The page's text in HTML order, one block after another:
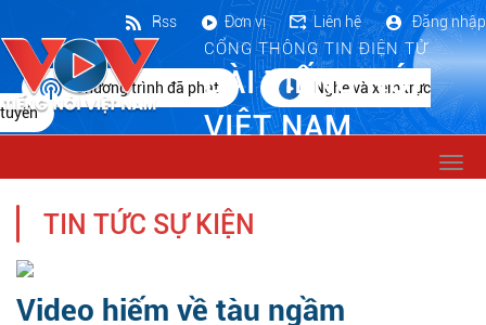
CỔNG THÔNG TIN ĐIỆN TỬ
ĐÀI TIẾNG NÓI
VIỆT NAM
Đăng nhập
Liên hệ
Đơn vị
Rss
Chương trình đã phát
Nghe và xem trực
tuyến
TIN TỨC SỰ KIỆN
Video hiếm về tàu ngầm